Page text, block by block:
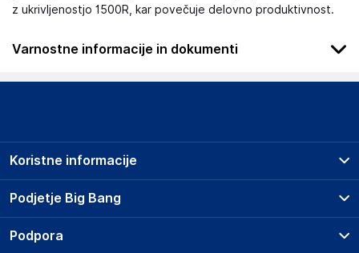
z ukrivljenostjo 1500R, kar povečuje delovno produktivnost.
Varnostne informacije in dokumenti
Podatki o proizvajalcu
LG Electronics Inc.
07336
South Korea
https://www.lg.com/uk/
Podjetje Big Bang
O podjetju
Koristne informacije
Prodajna mesta
Storitve
Podpora